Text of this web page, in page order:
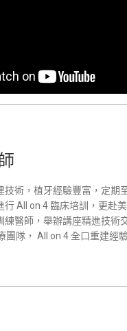
技術，植牙經驗豐富，定期
行 All on 4 臨床培訓，更赴
練醫師，舉辦講座精進技術
團隊， All on 4 全口重建經